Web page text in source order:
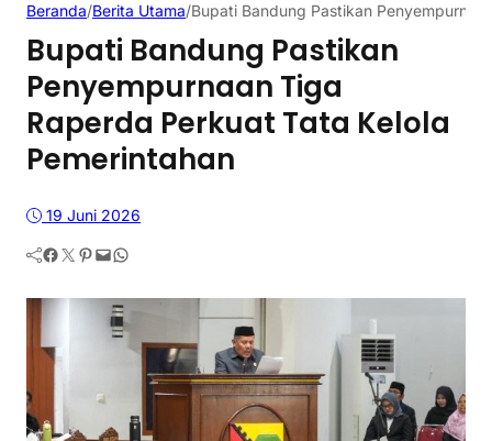
Beranda/Berita Utama/Bupati Bandung Pastikan
Bupati Bandung Pastikan
Penyempurnaan Tiga
Raperda Perkuat Tata Kelola
Pemerintahan
19 Juni 2026
Facebook Twitter Pinterest Mail WhatsApp